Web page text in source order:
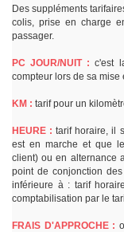
Des suppléments
colis, prise en charge
passager.
PC JOUR/NUIT : c'est
compteur lors de sa mise
KM : tarif pour un
HEURE : tarif horaire, il
est en marche et que
client) ou en alternance
point de conjonction
inférieure à : tarif
comptabilisation par le
FRAIS D'APPROCHE :